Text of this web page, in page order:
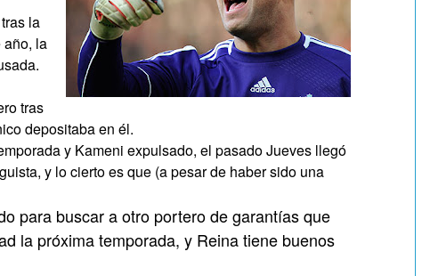
la
año, la
tras
depositaba en él.
y Kameni expulsado, el pasado Jueves llegó
y lo cierto es que (a pesar de haber sido una
para buscar a otro portero de garantías que
la próxima temporada, y Reina tiene buenos